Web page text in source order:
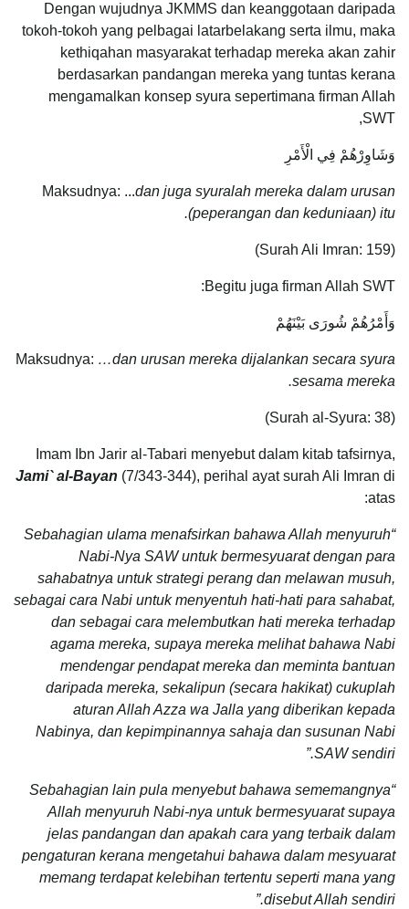
Dengan wujudnya JKMMS dan keanggotaan daripada
tokoh-tokoh yang pelbagai latarbelakang serta ilmu, maka
kethiqahan masyarakat terhadap mereka akan zahir
berdasarkan pandangan mereka yang tuntas kerana
mengamalkan konsep syura sepertimana firman Allah
SWT,
وَشَاوِرْهُمْ فِي الْأَمْرِ
Maksudnya: ...dan juga syuralah mereka dalam urusan
(peperangan dan keduniaan) itu.
(Surah Ali Imran: 159)
Begitu juga firman Allah SWT:
وَأَمْرُهُمْ شُورَى بَيْنَهُمْ
Maksudnya: …dan urusan mereka dijalankan secara syura
sesama mereka.
(Surah al-Syura: 38)
Imam Ibn Jarir al-Tabari menyebut dalam kitab tafsirnya,
Jami` al-Bayan (7/343-344), perihal ayat surah Ali Imran di
atas:
“Sebahagian ulama menafsirkan bahawa Allah menyuruh
Nabi-Nya SAW untuk bermesyuarat dengan para
sahabatnya untuk strategi perang dan melawan musuh,
sebagai cara Nabi untuk menyentuh hati-hati para sahabat,
dan sebagai cara melembutkan hati mereka terhadap
agama mereka, supaya mereka melihat bahawa Nabi
mendengar pendapat mereka dan meminta bantuan
daripada mereka, sekalipun (secara hakikat) cukuplah
aturan Allah Azza wa Jalla yang diberikan kepada
Nabinya, dan kepimpinannya sahaja dan susunan Nabi
SAW sendiri.”
“Sebahagian lain pula menyebut bahawa sememangnya
Allah menyuruh Nabi-nya untuk bermesyuarat supaya
jelas pandangan dan apakah cara yang terbaik dalam
pengaturan kerana mengetahui bahawa dalam mesyuarat
memang terdapat kelebihan tertentu seperti mana yang
disebut Allah sendiri.”